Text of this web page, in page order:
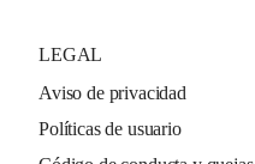
LEGAL
Aviso de privacidad
Políticas de usuario